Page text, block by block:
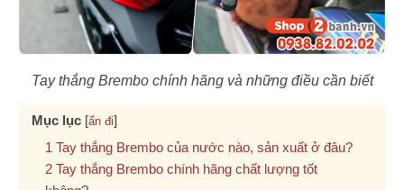
Tay thắng Brembo chính hãng và những điều cần biết
Mục lục [ẩn đi]
Tay thắng Brembo của nước nào, sản xuất ở đâu?
Tay thắng Brembo chính hãng chất lượng tốt